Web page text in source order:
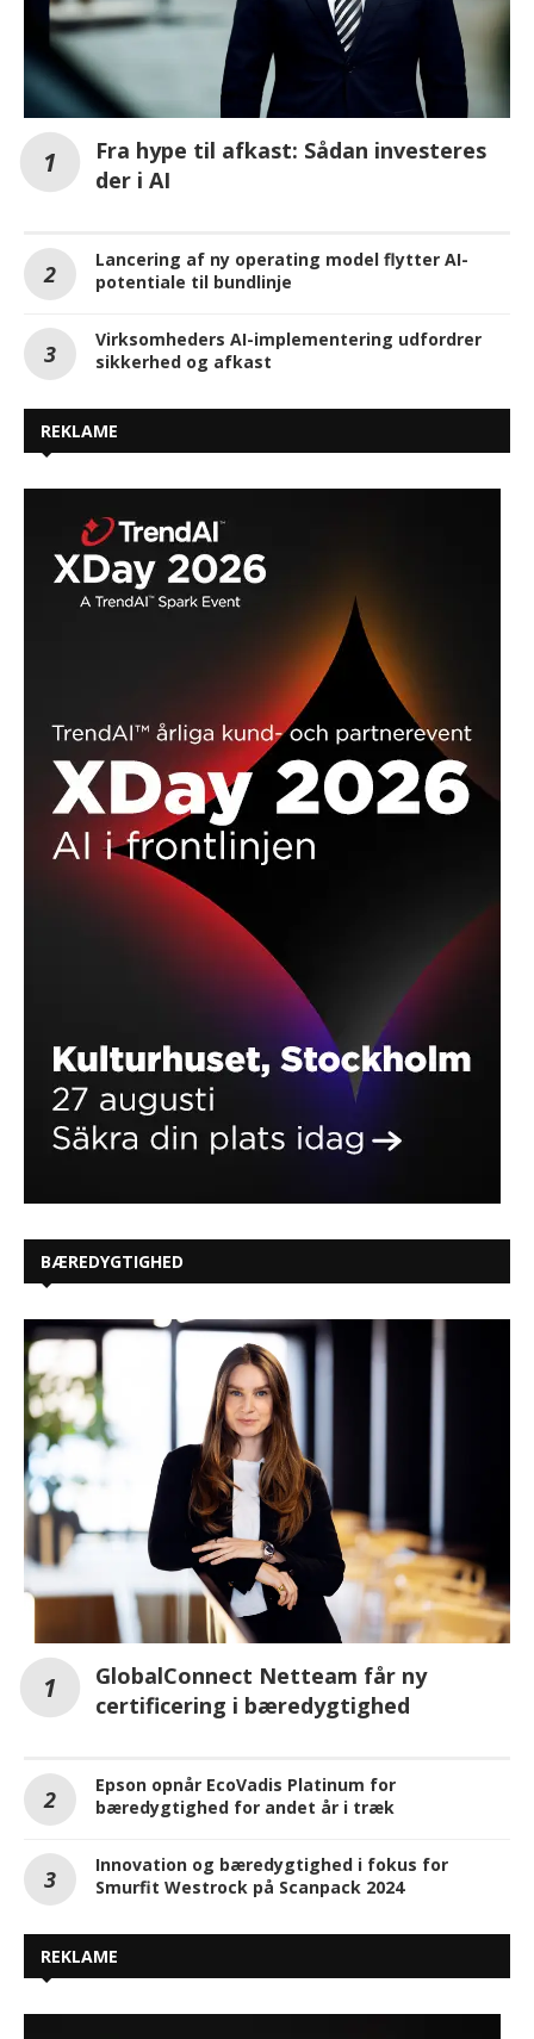
Fra hype til afkast: Sådan investeres
der i AI
Lancering af ny operating model flytter AI-
potentiale til bundlinje
Virksomheders AI-implementering udfordrer
sikkerhed og afkast
REKLAME
BÆREDYGTIGHED
GlobalConnect Netteam får ny
certificering i bæredygtighed
Epson opnår EcoVadis Platinum for
bæredygtighed for andet år i træk
Innovation og bæredygtighed i fokus for
Smurfit Westrock på Scanpack 2024
REKLAME